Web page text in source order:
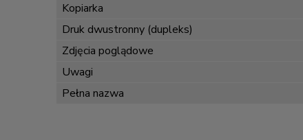
Kopiarka
Druk dwustronny (dupleks)
Zdjęcia poglądowe
Uwagi
Pełna nazwa